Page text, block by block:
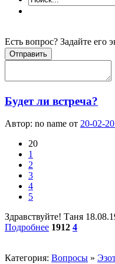
Есть вопрос? Задайте его
Отправить
Будет ли встреча?
Автор: no name от 20-02-
20
1
2
3
4
5
Здравствуйте! Таня
Подробнее 1912 4
Категория: Вопросы »